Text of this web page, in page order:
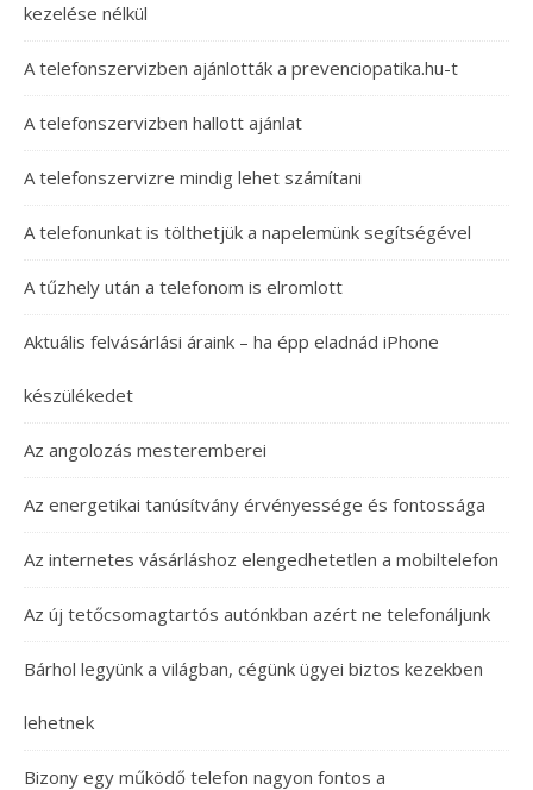
kezelése nélkül
A telefonszervizben ajánlották a prevenciopatika.hu-t
A telefonszervizben hallott ajánlat
A telefonszervizre mindig lehet számítani
A telefonunkat is tölthetjük a napelemünk segítségével
A tűzhely után a telefonom is elromlott
Aktuális felvásárlási áraink – ha épp eladnád iPhone
készülékedet
Az angolozás mesteremberei
Az energetikai tanúsítvány érvényessége és fontossága
Az internetes vásárláshoz elengedhetetlen a mobiltelefon
Az új tetőcsomagtartós autónkban azért ne telefonáljunk
Bárhol legyünk a világban, cégünk ügyei biztos kezekben
lehetnek
Bizony egy működő telefon nagyon fontos a